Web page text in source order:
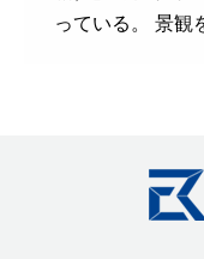
っている。 景観